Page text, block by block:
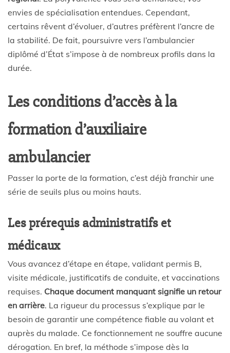
envies de spécialisation entendues. Cependant,
certains rêvent d’évoluer, d’autres préfèrent l’ancre de
la stabilité. De fait, poursuivre vers l’ambulancier
diplômé d’État s’impose à de nombreux profils dans la
durée.
Les conditions d’accès à la
formation d’auxiliaire
ambulancier
Passer la porte de la formation, c’est déjà franchir une
série de seuils plus ou moins hauts.
Les prérequis administratifs et
médicaux
Vous avancez d’étape en étape, validant permis B,
visite médicale, justificatifs de conduite, et vaccinations
requises. Chaque document manquant signifie un retour
en arrière. La rigueur du processus s’explique par le
besoin de garantir une compétence fiable au volant et
auprès du malade. Ce fonctionnement ne souffre aucune
dérogation. En bref, la méthode s’impose dès la